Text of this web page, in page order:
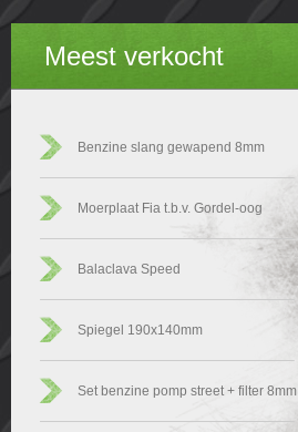
Meest verkocht
Benzine slang gewapend 8mm
Moerplaat Fia t.b.v. Gordel-oog
Balaclava Speed
Spiegel 190x140mm
Set benzine pomp street + filter 8mm